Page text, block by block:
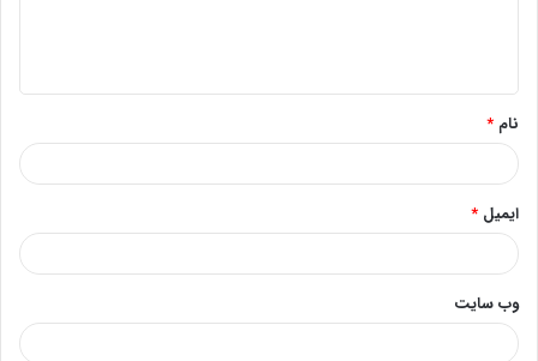
*
نام *
ایمیل *
وب‌ سایت